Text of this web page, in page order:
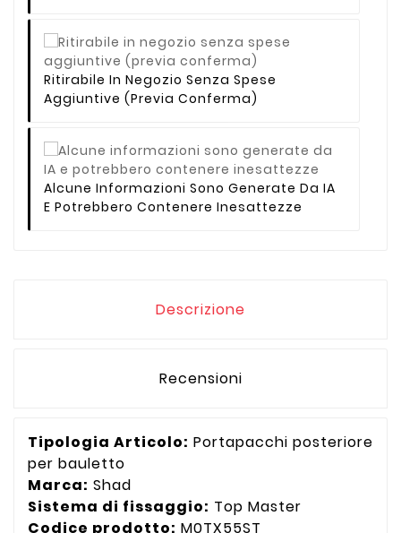
Ritirabile In Negozio Senza Spese
Aggiuntive (previa Conferma)
Alcune Informazioni Sono Generate Da IA
E Potrebbero Contenere Inesattezze
Descrizione
Recensioni
Tipologia Articolo: Portapacchi posteriore
per bauletto
Marca: Shad
Sistema di fissaggio: Top Master
Codice prodotto: M0TX55ST